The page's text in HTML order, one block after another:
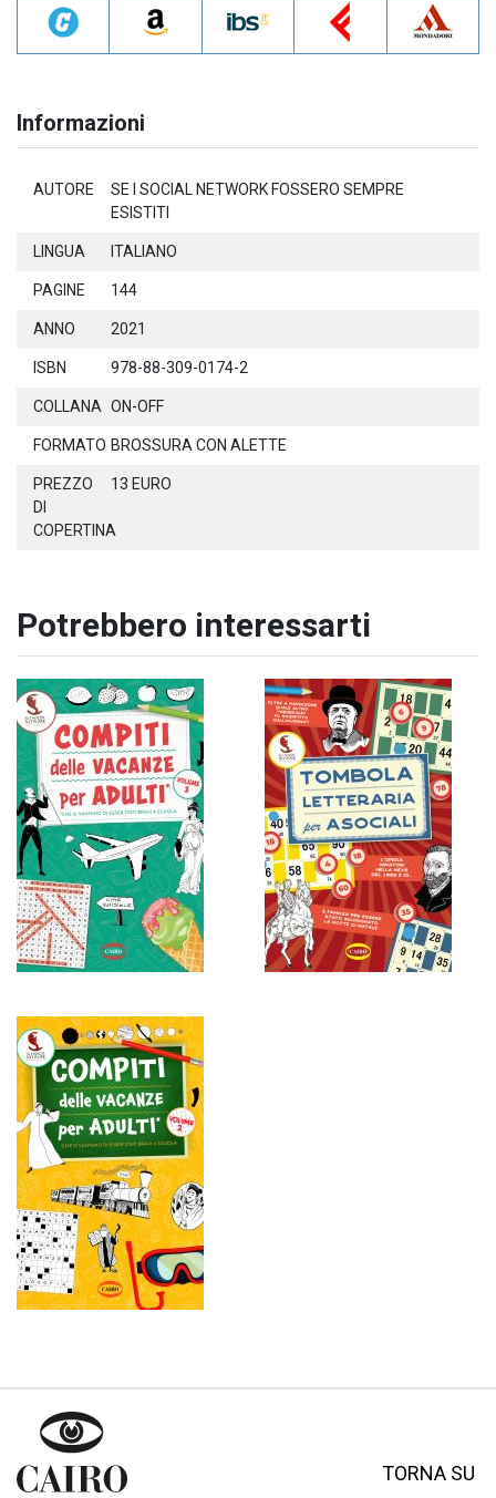
Informazioni
AUTORE
SE I SOCIAL NETWORK FOSSERO SEMPRE
ESISTITI
LINGUA ITALIANO
PAGINE 144
ANNO 2021
ISBN 978-88-309-0174-2
COLLANA ON-OFF
FORMATO BROSSURA CON ALETTE
PREZZO
DI
COPERTINA
13 EURO
Potrebbero interessarti
TORNA SU